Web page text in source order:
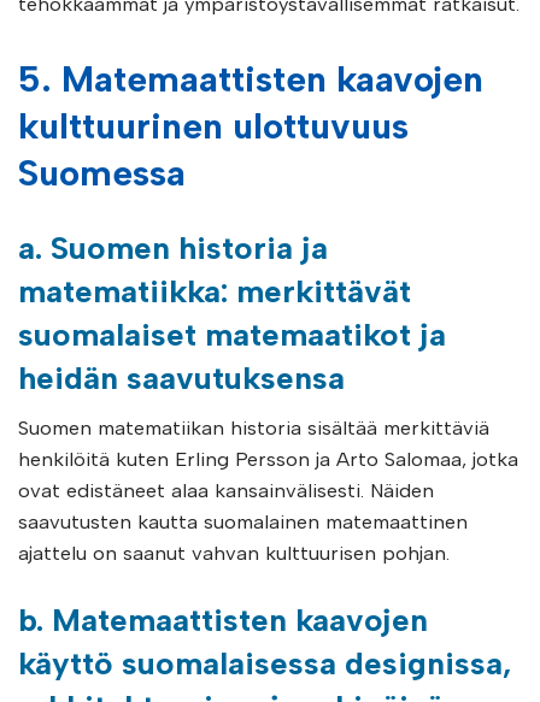
5. Matemaattisten kaavojen
kulttuurinen ulottuvuus
Suomessa
a. Suomen historia ja
matematiikka: merkittävät
suomalaiset matemaatikot ja
heidän saavutuksensa
Suomen matematiikan historia sisältää merkittäviä
henkilöitä kuten Erling Persson ja Arto Salomaa, jotka
ovat edistäneet alaa kansainvälisesti. Näiden
saavutusten kautta suomalainen matemaattinen
ajattelu on saanut vahvan kulttuurisen pohjan.
b. Matemaattisten kaavojen
käyttö suomalaisessa designissa,